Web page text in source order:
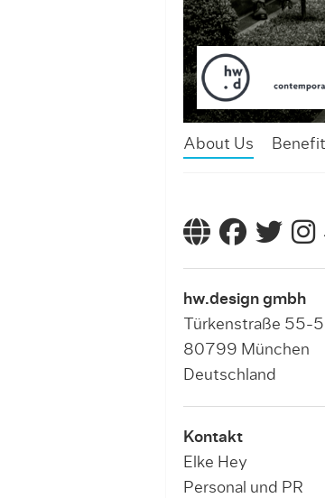
About Us
hw.design gmbh
Türkenstraße 55-
80799 München
Deutschland
Kontakt
Elke Hey
Personal und PR